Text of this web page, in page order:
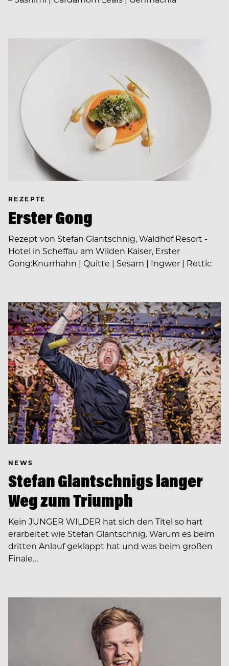
REZEPTE
Erster Gong
Rezept von Stefan Glantschnig, Waldhof Resort -
Hotel in Scheffau am Wilden Kaiser, Erster
Gong:Knurrhahn | Quitte | Sesam | Ingwer | Rettic
NEWS
Stefan Glantschnigs langer
Weg zum Triumph
Kein JUNGER WILDER hat sich den Titel so hart
erarbeitet wie Stefan Glantschnig. Warum es beim
dritten Anlauf geklappt hat und was beim großen
Finale…